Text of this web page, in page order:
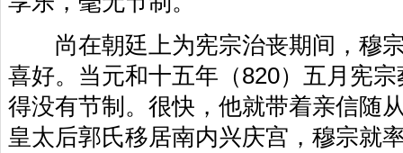
尚在朝廷上为宪宗治丧期间，穆宗
喜好。当元和十五年（820）五月宪
得没有节制。很快，他就带着亲信随
皇太后郭氏移居南内兴庆宫，穆宗就